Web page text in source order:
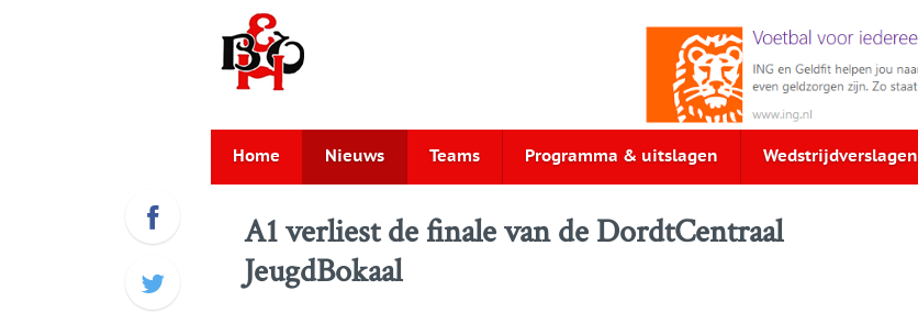
Home Nieuws Teams Programma & uitslagen Wedstrijdverslagen
A1 verliest de finale van de DordtCentraal
JeugdBokaal